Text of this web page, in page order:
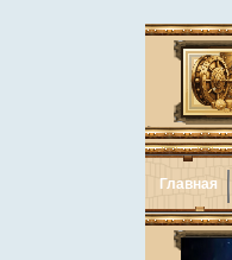
Главная